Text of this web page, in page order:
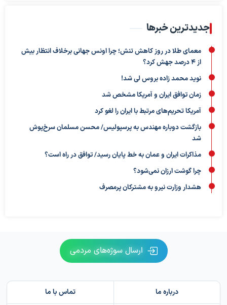
جدیدترین خبرها
معمای طلا در روز کاهش تنش؛ چرا اونس جهانی برخلاف انتظار بیش
از ۴ درصد جهش کرد؟
نوید محمد زاده بروس لی شد!
زمان توافق ایران و آمریکا مشخص شد
آمریکا تحریم‌های مرتبط با ایران را لغو کرد
بازگشت دوباره مهندس به پرسپولیس/ محسن مسلمان سرخ‌پوش
شد
مذاکرات ایران و عمان به خط پایان رسید/ توافق در راه است؟
چرا گوشت ارزان نمی‌شود؟
هشدار وزارت نیرو به مشترکان پرمصرف
ارسال سوژه‌های مردمی
درباره ما تماس با ما